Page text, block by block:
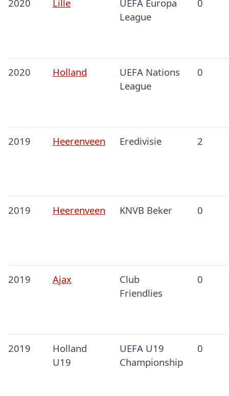
2020 Lille
UEFA Europa
League
0
2020 Holland
UEFA Nations
League
0
2019 Heerenveen Eredivisie 2
2019 Heerenveen KNVB Beker 0
2019 Ajax
Club
Friendlies
0
2019
Holland
U19
UEFA U19
Championship
0